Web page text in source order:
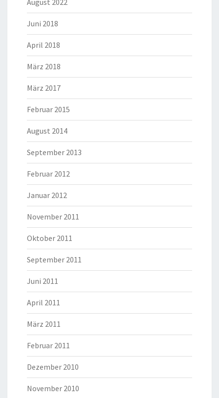
August 2022
Juni 2018
April 2018
März 2018
März 2017
Februar 2015
August 2014
September 2013
Februar 2012
Januar 2012
November 2011
Oktober 2011
September 2011
Juni 2011
April 2011
März 2011
Februar 2011
Dezember 2010
November 2010